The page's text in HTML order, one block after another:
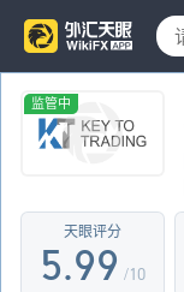
监管中
天眼评分
0
1
2
4
5.
4
5
6
8
9
4
5
6
8
9 /10